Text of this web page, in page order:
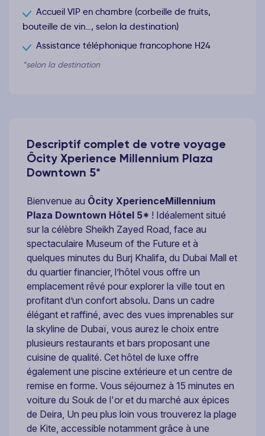
Accueil VIP en chambre (corbeille de fruits,
bouteille de vin…, selon la destination)
Assistance téléphonique francophone H24
*selon la destination
Descriptif complet de votre voyage
Ôcity Xperience Millennium Plaza
Downtown 5*
Bienvenue au Ôcity XperienceMillennium
Plaza Downtown Hôtel 5* ! Idéalement situé
sur la célèbre Sheikh Zayed Road, face au
spectaculaire Museum of the Future et à
quelques minutes du Burj Khalifa, du Dubai Mall et
du quartier financier, l’hôtel vous offre un
emplacement rêvé pour explorer la ville tout en
profitant d’un confort absolu. Dans un cadre
élégant et raffiné, avec des vues imprenables sur
la skyline de Dubaï, vous aurez le choix entre
plusieurs restaurants et bars proposant une
cuisine de qualité. Cet hôtel de luxe offre
également une piscine extérieure et un centre de
remise en forme. Vous séjournez à 15 minutes en
voiture du Souk de l'or et du marché aux épices
de Deira, Un peu plus loin vous trouverez la plage
de Kite, accessible notamment grâce à une